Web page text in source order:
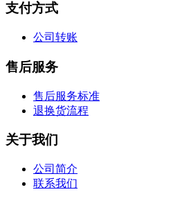
支付方式
公司转账
售后服务
售后服务标准
退换货流程
关于我们
公司简介
联系我们